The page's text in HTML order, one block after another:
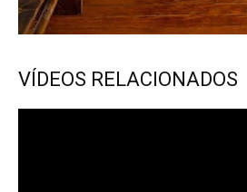
VÍDEOS RELACIONADOS